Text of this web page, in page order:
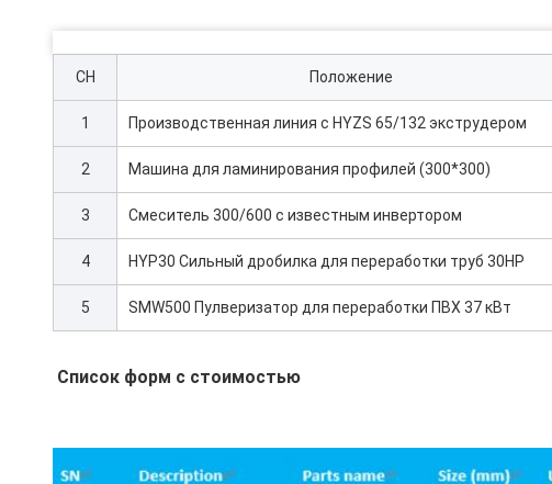
СН Положение
1 Производственная линия с HYZS 65/132 экструдером
2 Машина для ламинирования профилей (300*300)
3 Смеситель 300/600 с известным инвертором
4 HYP30 Сильный дробилка для переработки труб 30HP
5 SMW500 Пулверизатор для переработки ПВХ 37 кВт
Список форм с стоимостью